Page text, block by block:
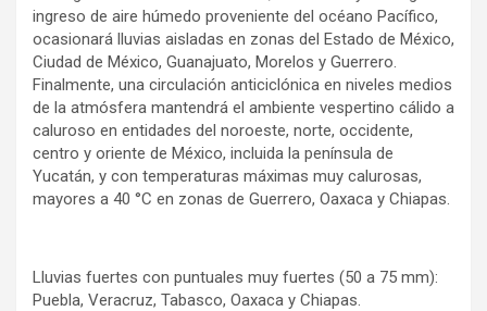
ingreso de aire húmedo proveniente del océano Pacífico,
ocasionará lluvias aisladas en zonas del Estado de México,
Ciudad de México, Guanajuato, Morelos y Guerrero.
Finalmente, una circulación anticiclónica en niveles medios
de la atmósfera mantendrá el ambiente vespertino cálido a
caluroso en entidades del noroeste, norte, occidente,
centro y oriente de México, incluida la península de
Yucatán, y con temperaturas máximas muy calurosas,
mayores a 40 °C en zonas de Guerrero, Oaxaca y Chiapas.
Lluvias fuertes con puntuales muy fuertes (50 a 75 mm):
Puebla, Veracruz, Tabasco, Oaxaca y Chiapas.